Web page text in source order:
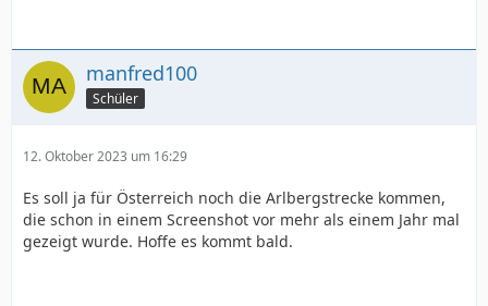
manfred100
Schüler
12. Oktober 2023 um 16:29
Es soll ja für Österreich noch die Arlbergstrecke kommen,
die schon in einem Screenshot vor mehr als einem Jahr mal
gezeigt wurde. Hoffe es kommt bald.